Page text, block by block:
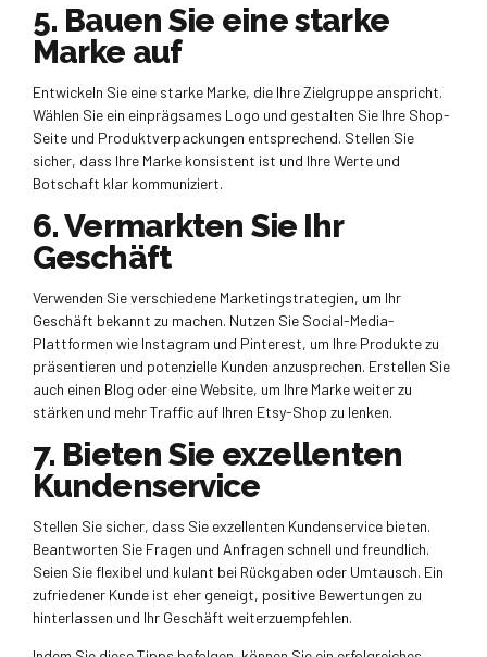
5. Bauen Sie eine starke
Marke auf
Entwickeln Sie eine starke Marke, die Ihre Zielgruppe anspricht.
Wählen Sie ein einprägsames Logo und gestalten Sie Ihre Shop-
Seite und Produktverpackungen entsprechend. Stellen Sie
sicher, dass Ihre Marke konsistent ist und Ihre Werte und
Botschaft klar kommuniziert.
6. Vermarkten Sie Ihr
Geschäft
Verwenden Sie verschiedene Marketingstrategien, um Ihr
Geschäft bekannt zu machen. Nutzen Sie Social-Media-
Plattformen wie Instagram und Pinterest, um Ihre Produkte zu
präsentieren und potenzielle Kunden anzusprechen. Erstellen Sie
auch einen Blog oder eine Website, um Ihre Marke weiter zu
stärken und mehr Traffic auf Ihren Etsy-Shop zu lenken.
7. Bieten Sie exzellenten
Kundenservice
Stellen Sie sicher, dass Sie exzellenten Kundenservice bieten.
Beantworten Sie Fragen und Anfragen schnell und freundlich.
Seien Sie flexibel und kulant bei Rückgaben oder Umtausch. Ein
zufriedener Kunde ist eher geneigt, positive Bewertungen zu
hinterlassen und Ihr Geschäft weiterzuempfehlen.